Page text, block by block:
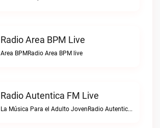
Radio Area BPM Live
Area BPMRadio Area BPM live
Radio Autentica FM Live
La Música Para el Adulto JovenRadio Autentica FM live